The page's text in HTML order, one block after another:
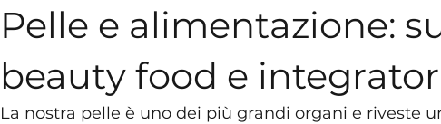
Pelle e alimentazione:
beauty food e
La nostra pelle è uno dei più grandi organi e riveste